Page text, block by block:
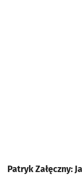
Patryk Załęczny: